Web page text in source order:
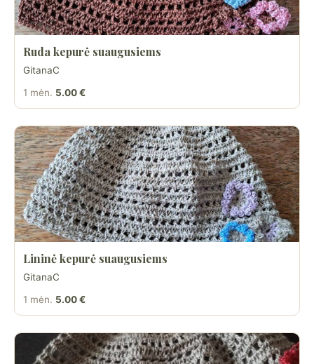
Ruda kepurė suaugusiems
GitanaC
1 mėn. 5.00 €
Lininė kepurė suaugusiems
GitanaC
1 mėn. 5.00 €